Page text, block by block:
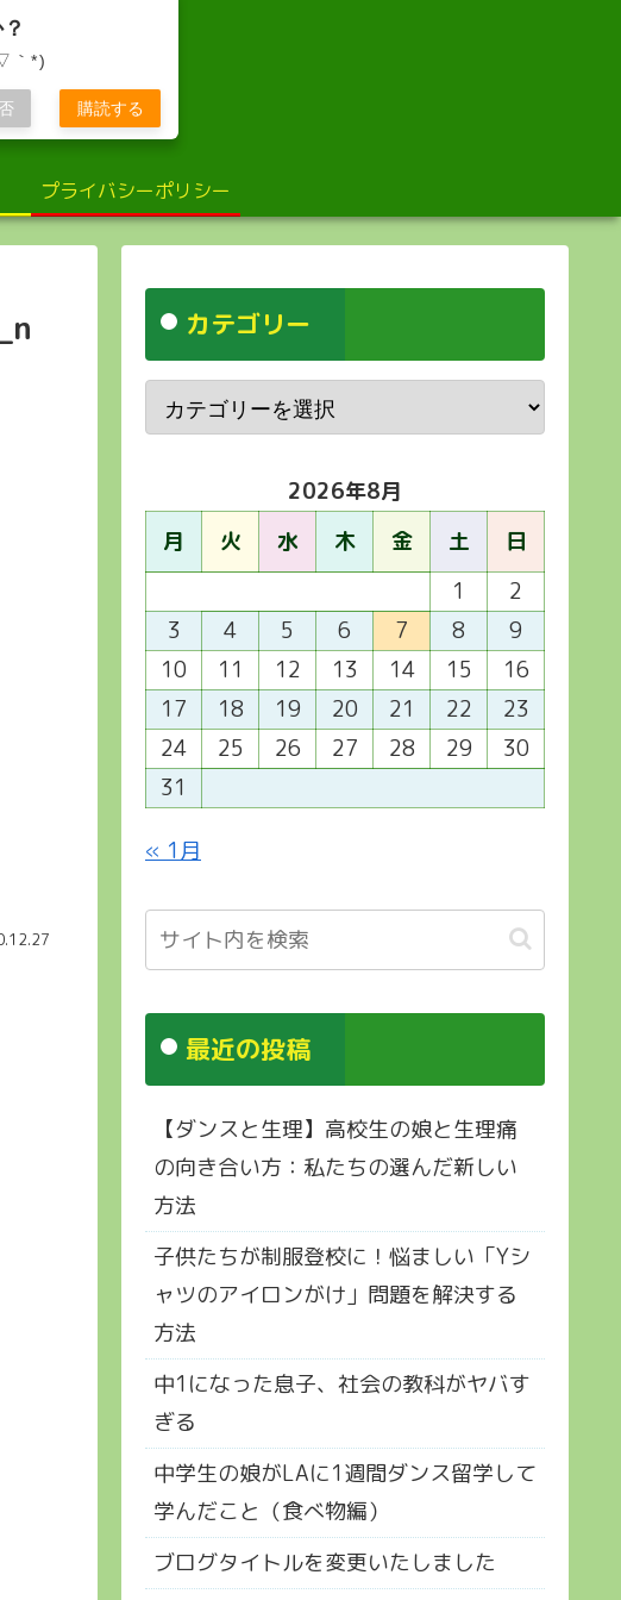
日々
と学び
プライバシーポリシー
カテゴリー
2026年8月
月
火 水 木 金 土
日
1
2
3
4 5 6 7 8
9
10
11 12 13 14 15
16
17
18 19 20 21 22
23
24
25 26 27 28 29
30
31
« 1月
最近の投稿
【ダンスと生理】高校生の娘と生理痛
の向き合い方：私たちの選んだ新しい
方法
子供たちが制服登校に！悩ましい「Yシ
ャツのアイロンがけ」問題を解決する
方法
中1になった息子、社会の教科がヤバす
ぎる
中学生の娘がLAに1週間ダンス留学して
学んだこと（食べ物編）
ブログタイトルを変更いたしました
｀*)
購読する